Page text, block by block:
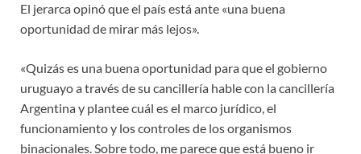
El jerarca opinó que el país está ante «una buena
oportunidad de mirar más lejos».
«Quizás es una buena oportunidad para que el gobierno
uruguayo a través de su cancillería hable con la cancillería
Argentina y plantee cuál es el marco jurídico, el
funcionamiento y los controles de los organismos
binacionales. Sobre todo, me parece que está bueno ir